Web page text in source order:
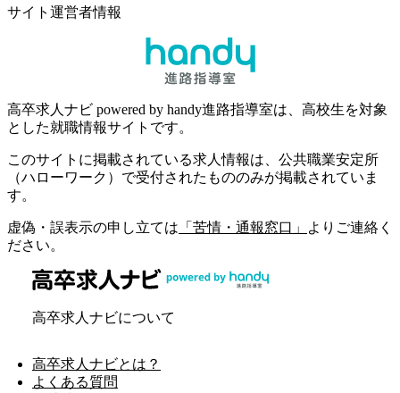
サイト運営者情報
高卒求人ナビ powered by handy進路指導室は、高校生を対象
とした就職情報サイトです。
このサイトに掲載されている求人情報は、公共職業安定所
（ハローワーク）で受付されたもののみが掲載されていま
す。
虚偽・誤表示の申し立ては 「苦情・通報窓口」
よりご連絡く
ださい。
高卒求人ナビについて
高卒求人ナビとは？
よくある質問